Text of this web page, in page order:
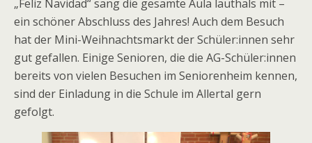
„Feliz Navidad“ sang die gesamte Aula lauthals mit –
ein schöner Abschluss des Jahres! Auch dem Besuch
hat der Mini-Weihnachtsmarkt der Schüler:innen sehr
gut gefallen. Einige Senioren, die die AG-Schüler:innen
bereits von vielen Besuchen im Seniorenheim kennen,
sind der Einladung in die Schule im Allertal gern
gefolgt.